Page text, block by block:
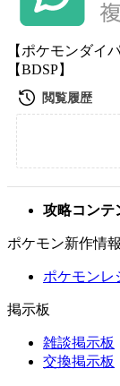
【ポケモンダイ
【BDSP】
攻略コンテ
ポケモン新作情報
ポケモンレ
掲示板
雑談掲示板
交換掲示板